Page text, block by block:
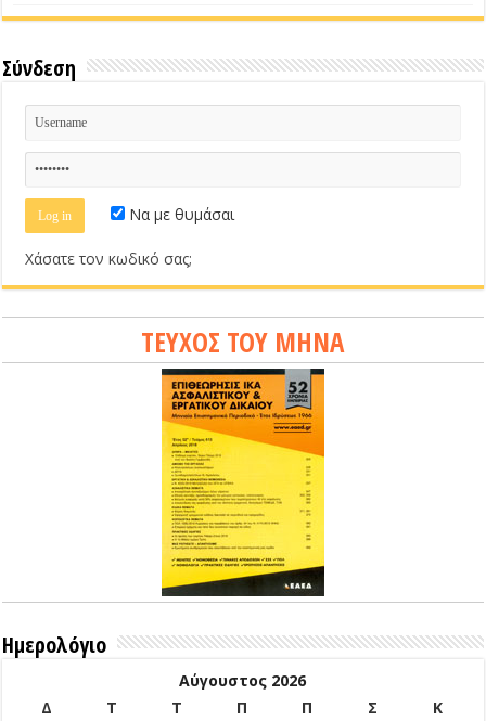
Σύνδεση
Να με θυμάσαι
Χάσατε τον κωδικό σας;
ΤΕΥΧΟΣ ΤΟΥ ΜΗΝΑ
Ημερολόγιο
Αύγουστος 2026
Δ
Τ Τ Π Π Σ
Κ